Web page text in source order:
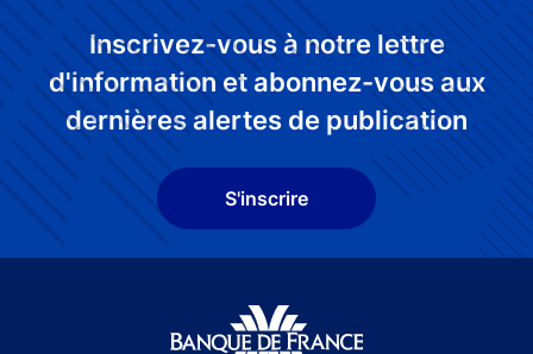
Inscrivez-vous à notre lettre
d'information et abonnez-vous aux
dernières alertes de publication
S'inscrire